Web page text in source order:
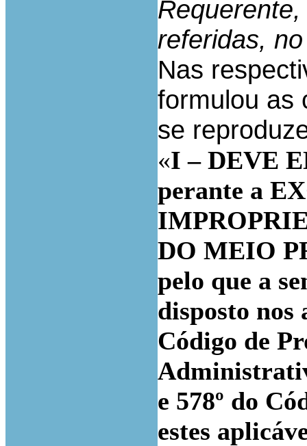
referidas,
Nas
formulou as
se
«I – DEVE
perante a
DO MEIO
pelo que a
disposto nos
Código de
e 578º do
estes